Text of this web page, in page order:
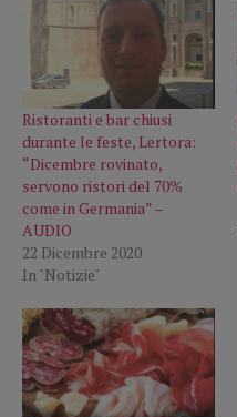
Ristoranti e bar chiusi
durante le feste, Lertora:
“Dicembre rovinato,
servono ristori del 70%
come in Germania” –
AUDIO
22 Dicembre 2020
In "Notizie"